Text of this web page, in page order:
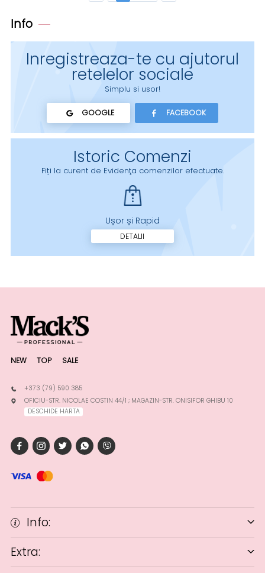
Info
Inregistreaza-te cu ajutorul
retelelor sociale
Simplu si usor!
GOOGLE FACEBOOK
Istoric Comenzi
Fiți la curent de Evidenţa comenzilor efectuate.
Ușor și Rapid
DETALII
NEW TOP SALE
+373 (79) 590 385
OFICIU-STR. NICOLAE COSTIN 44/1 ; MAGAZIN-STR. ONISIFOR GHIBU 10
DESCHIDE HARTA
Info:
Extra: